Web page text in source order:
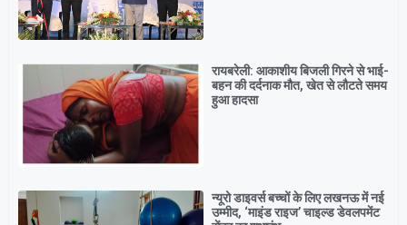
रायबरेली: आकाशीय बिजली गिरने से भाई-
बहन की दर्दनाक मौत, खेत से लौटते समय
हुआ हादसा
न्यूरो डाइवर्स बच्चों के लिए लखनऊ में नई
उम्मीद, ‘माइंड राइज’ चाइल्ड डेवलपमेंट